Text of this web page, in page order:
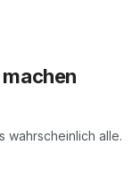
wahrscheinlich alle.